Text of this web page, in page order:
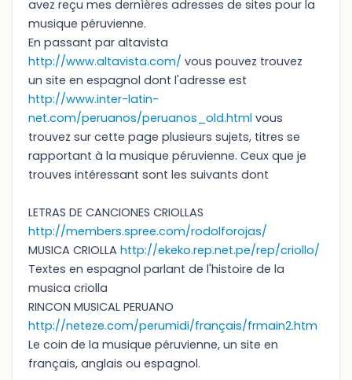
avez reçu mes dernìères adresses de sites pour la
musique péruvienne.
En passant par altavista
http://www.altavista.com/ vous pouvez trouvez
un site en espagnol dont l'adresse est
http://www.inter-latin-
net.com/peruanos/peruanos_old.html vous
trouvez sur cette page plusieurs sujets, titres se
rapportant à la musique péruvienne. Ceux que je
trouves intéressant sont les suivants dont
LETRAS DE CANCIONES CRIOLLAS
http://members.spree.com/rodolforojas/
MUSICA CRIOLLA http://ekeko.rep.net.pe/rep/criollo/
Textes en espagnol parlant de l'histoire de la
musica criolla
RINCON MUSICAL PERUANO
http://neteze.com/perumidi/français/frmain2.htm
Le coin de la musique péruvienne, un site en
français, anglais ou espagnol.